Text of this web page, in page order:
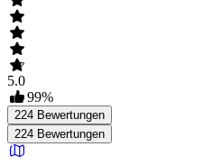
5.0
99%
224 Bewertungen
224 Bewertungen